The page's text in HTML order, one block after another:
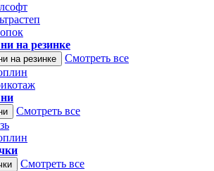
на резинке
на резинке
Смотреть все
Смотреть все
Смотреть все